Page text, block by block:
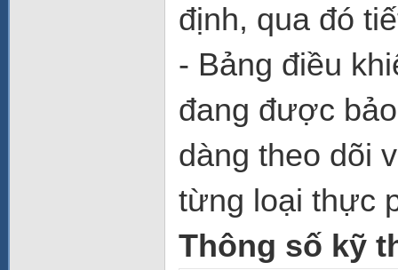
định, qua đó
- Bảng điều
đang được
dàng theo dõi
từng loại thực
Thông số kỹ